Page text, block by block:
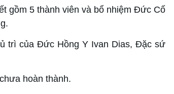
gồm 5 thành viên và bổ nhiệm Đức Cố
trì của Đức Hồng Y Ivan Dias, Đặc sứ
hoàn thành.